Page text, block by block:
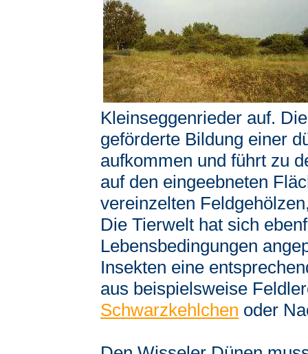
Kleinseggenrieder auf.
geförderte Bildung einer
aufkommen und führt zu
auf den eingeebneten
vereinzelten
Die Tierwelt hat sich
Lebensbedingungen
Insekten eine
aus beispielsweise
Schwarzkehlchen oder